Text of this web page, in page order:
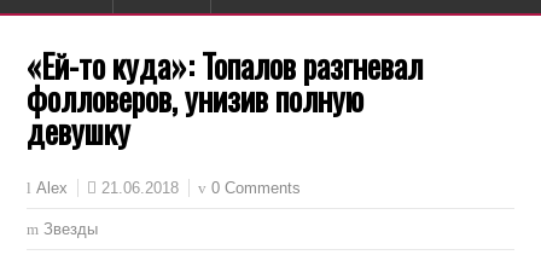
«Ей-то куда»: Топалов разгневал
фолловеров, унизив полную
девушку
Alex 21.06.2018 0 Comments
Звезды